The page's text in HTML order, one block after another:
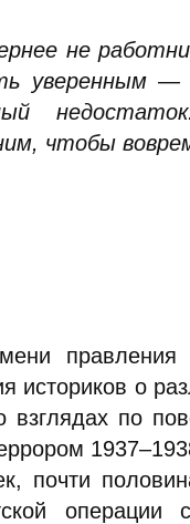
не
уверенным —
чтобы
правления
историков о
взглядах по
почти